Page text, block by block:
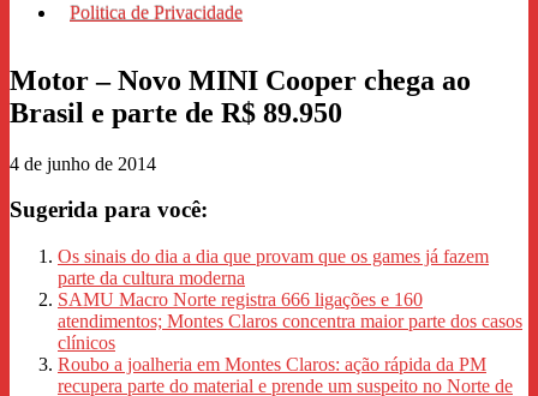
Politica de Privacidade
Motor – Novo MINI Cooper chega ao
Brasil e parte de R$ 89.950
4 de junho de 2014
Sugerida para você:
Os sinais do dia a dia que provam que os games já fazem
parte da cultura moderna
SAMU Macro Norte registra 666 ligações e 160
atendimentos; Montes Claros concentra maior parte dos casos
clínicos
Roubo a joalheria em Montes Claros: ação rápida da PM
recupera parte do material e prende um suspeito no Norte de